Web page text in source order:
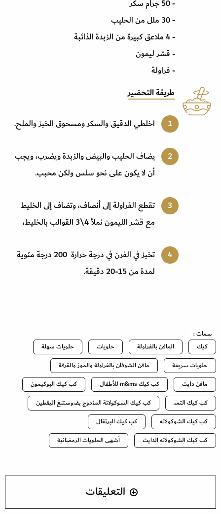
- 50 جرام سكر
- 30 ملل من الحليب
- 4 ملاعق كبيرة من الزبدة الذائبة
- قشر ليمون
- فراولة
طريقة التحضير
اخلطي الدقيق والسكر ومسحوق الخبز والملح.
يضاف الحليب والبيض والزبدة ويضرب، ويجب
أن لا يكون على نحو سلس ولكن محبب.
تقطع الفراولة إلى أنصاف، وتضاف إلى الخليط
مع قشر الليمون نملأ3\4 القوالب بالخليط،
تخبز في الفرن في درجة حرارة 200 درجة مئوية
لمدة من 15-20 دقيقة.
سمات :
كيك
المافن بالفراولة حلويات
حلويات سهلة
حلويات سريعة
مافن الشوفان بالفراولة والموز والقرفة
مافن دايت
كب كيك m&ms للأطفال
كب كيك البوكيمون
كب كيك التمر
كب كيك الشوكولاتة المزدوج بفروستنغ اليقطين
كب كيك الشوكولاته
كب كيك البرتقال
كب كيك الشوكولاته الدايت
أشهى الحلويات الرمضانية
التعليقات